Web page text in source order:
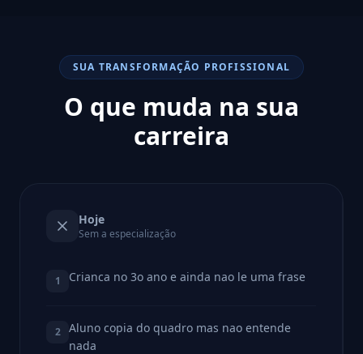
SUA TRANSFORMAÇÃO PROFISSIONAL
O que muda na sua
carreira
Hoje
Sem a especialização
1 Crianca no 3o ano e ainda nao le uma frase
2
Aluno copia do quadro mas nao entende
nada